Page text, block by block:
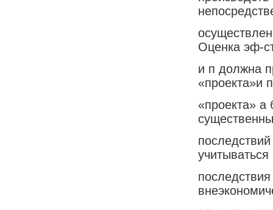
Оценка эф-
и п должна
«проекта»и
«проекта» а
учитываться